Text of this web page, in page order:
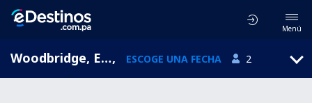
Menú
Woodbridge, England, Reino Unido, ESCOGE UNA FECHA 2